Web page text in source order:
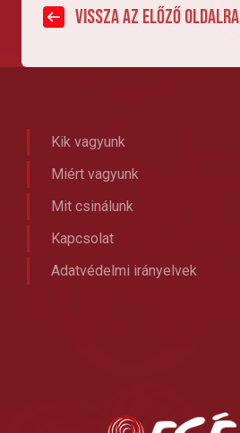
vissza az előző oldalra
Kik vagyunk
Miért vagyunk
Mit csinálunk
Kapcsolat
Adatvédelmi irányelvek